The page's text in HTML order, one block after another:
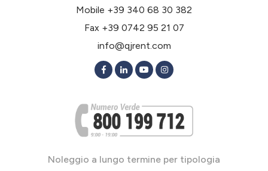
Mobile +39 340 68 30 382
Fax +39 0742 95 21 07
info@qjrent.com
Noleggio a lungo termine per tipologia